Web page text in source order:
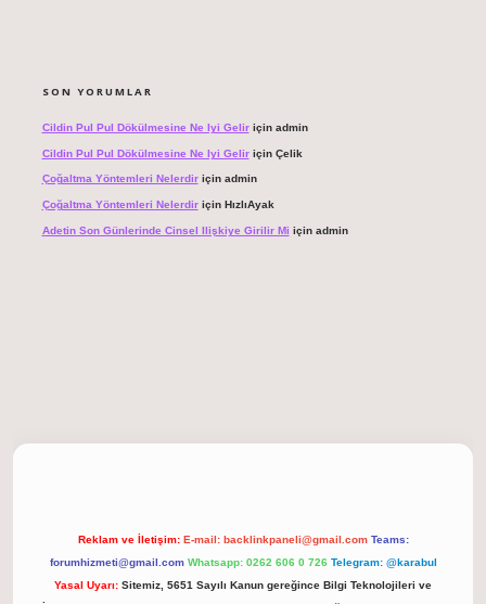
SON YORUMLAR
Cildin Pul Pul Dökülmesine Ne Iyi Geliriçin admin
Cildin Pul Pul Dökülmesine Ne Iyi Geliriçin Çelik
Çoğaltma Yöntemleri Nelerdiriçin admin
Çoğaltma Yöntemleri Nelerdiriçin HızlıAyak
Adetin Son Günlerinde Cinsel Ilişkiye Girilir Mi için admin
Reklam ve İletişim: E-mail: backlinkpaneli@gmail.com Teams:
forumhizmeti@gmail.com Whatsapp: 0262 606 0 726 Telegram: @karabul
Yasal Uyarı: Sitemiz, 5651 Sayılı Kanun gereğince Bilgi Teknolojileri ve